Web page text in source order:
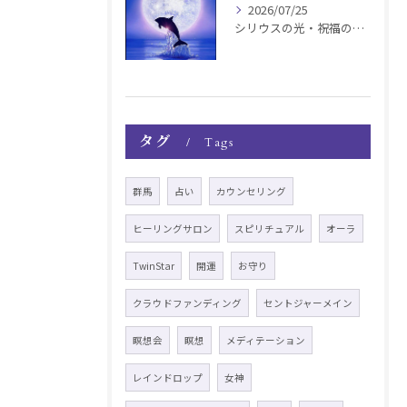
2026/07/25
シリウスの光・祝福の波動チャージ遠隔お知らせ〜銀河新年〜
タグ Tags
群馬 占い カウンセリング
ヒーリングサロン スピリチュアル オーラ
TwinStar 開運 お守り
クラウドファンディング セントジャーメイン
瞑想会 瞑想 メディテーション
レインドロップ 女神